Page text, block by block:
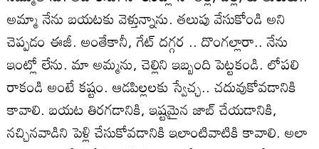
అమ్మా నేను బయటకు వెళ్తున్నాను. తలుపు వేసుకోండి అని
చెప్పడం ఈజీ. అంతేకానీ, గేట్ దగ్గర .. దొంగల్లారా.. నేను
ఇంట్లో లేను. మా అమ్మను, చెల్లిని ఇబ్బంది పెట్టకండి. లోపలి
రాకండి అంటే కష్టం. ఆడపిల్లలకు స్వేచ్ఛ.. చదువుకోవడానికి
కావాలి. బయట తిరగడానికి, ఇష్టమైన జాబ్ చేయడానికి,
నచ్చినవాడిని పెళ్లి చేసుకోవడానికి ఇలాంటివాటికి కావాలి. అలా